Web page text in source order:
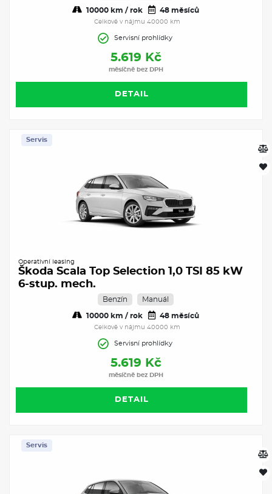
10000 km / rok 48 měsíců
Celkově v nájmu 40000 km
Servisní prohlídky
5.619 Kč
měsíčně bez DPH
DETAIL
Servis
Operativní leasing
Škoda Scala Top Selection 1,0 TSI 85 kW
6-stup. mech.
Benzín Manuál
10000 km / rok 48 měsíců
Celkově v nájmu 40000 km
Servisní prohlídky
5.619 Kč
měsíčně bez DPH
DETAIL
Servis